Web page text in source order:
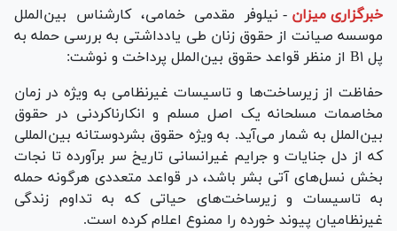
خبرگزاری میزان - نیلوفر مقدمی خمامی، کارشناس بین‌الملل
موسسه صیانت از حقوق زنان طی یادداشتی به بررسی حمله به
پل B۱ از منظر قواعد حقوق بین‌­الملل پرداخت و نوشت:
حفاظت از زیرساخت­‌ها و تاسیسات غیرنظامی به ویژه در زمان
مخاصمات مسلحانه یک اصل مسلم و انکارناکردنی در حقوق
بین‌الملل به شمار می‌­آید. به ویژه حقوق بشردوستانه بین‌­المللی
که از دل جنایات و جرایم غیرانسانی تاریخ سر برآورده تا نجات‌
بخش نسل­‌های آتی بشر باشد، در قواعد متعددی هرگونه حمله
به تاسیسات و زیرساخت‌­های حیاتی که به تداوم زندگی
غیرنظامیان پیوند خورده را ممنوع اعلام کرده است.